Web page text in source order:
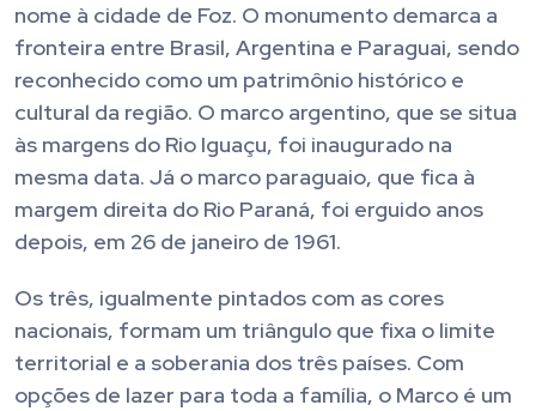
nome à cidade de Foz. O monumento demarca a
fronteira entre Brasil, Argentina e Paraguai, sendo
reconhecido como um patrimônio histórico e
cultural da região. O marco argentino, que se situa
às margens do Rio Iguaçu, foi inaugurado na
mesma data. Já o marco paraguaio, que fica à
margem direita do Rio Paraná, foi erguido anos
depois, em 26 de janeiro de 1961.
Os três, igualmente pintados com as cores
nacionais, formam um triângulo que fixa o limite
territorial e a soberania dos três países. Com
opções de lazer para toda a família, o Marco é um